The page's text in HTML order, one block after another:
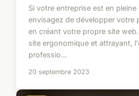
Si votre entreprise est en pleine
envisagez de développer votre
en créant votre propre site
site ergonomique et attrayant,
professio...
20 septembre 2023